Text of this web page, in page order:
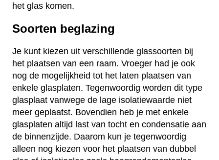
het glas komen.
Soorten beglazing
Je kunt kiezen uit verschillende glassoorten bij
het plaatsen van een raam. Vroeger had je ook
nog de mogelijkheid tot het laten plaatsen van
enkele glasplaten. Tegenwoordig worden dit type
glasplaat vanwege de lage isolatiewaarde niet
meer geplaatst. Bovendien heb je met enkele
glasplaten altijd last van tocht en condensatie aan
de binnenzijde. Daarom kun je tegenwoordig
alleen nog kiezen voor het plaatsen van dubbel